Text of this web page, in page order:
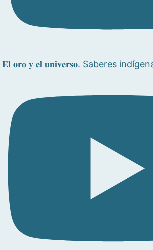
𝐄𝐥 𝐨𝐫𝐨 𝐲 𝐞𝐥 𝐮𝐧𝐢𝐯𝐞𝐫𝐬𝐨. Saberes